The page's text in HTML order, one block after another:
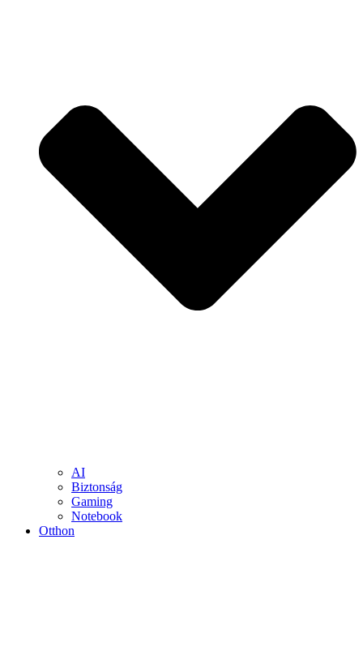
AI
Biztonság
Gaming
Notebook
Otthon